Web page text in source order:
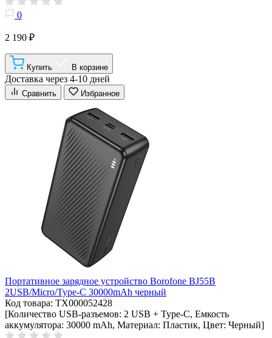
0
2 190 ₽
Купить В корзине
Доставка через 4-10 дней
Сравнить Избранное
Портативное зарядное устройство Borofone BJ55B
2USB/Micro/Type-C 30000mAh черный
Код товара: ТХ000052428
[Количество USB-разъемов: 2 USB + Type-C, Емкость
аккумулятора: 30000 mAh, Материал: Пластик, Цвет: Черный]